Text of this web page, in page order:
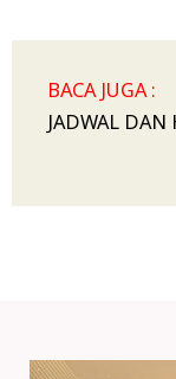
BACA JUGA :
JADWAL